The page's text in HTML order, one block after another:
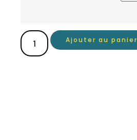
Ajouter au panier